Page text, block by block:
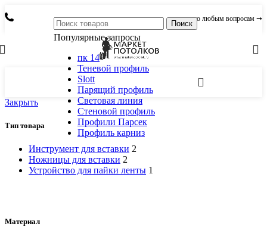
по любым вопросам ➞
Поиск
Популярные запросы
пк 14
Теневой профиль
Slott
Парящий профиль
Световая линия
Стеновой профиль
Профили Парсек
Профиль карниз
Закрыть
Тип товара
Инструмент для вставки 2
Ножницы для вставки 2
Устройство для пайки ленты 1
Материал